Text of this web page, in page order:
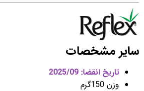
سایر مشخصات
تاریخ انقضا: 2025/09
وزن 150گرم